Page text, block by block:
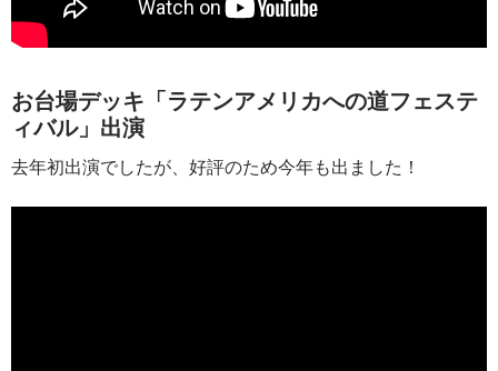
お台場デッキ「ラテンアメリカへの道フェステ
ィバル」出演
去年初出演でしたが、好評のため今年も出ました！